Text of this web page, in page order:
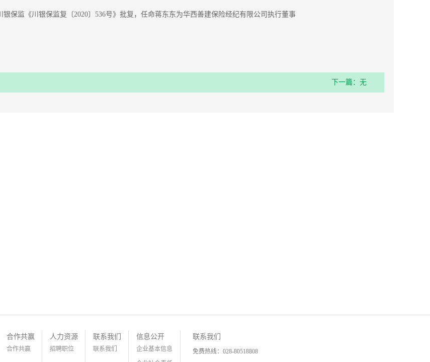
银保监《川银保监复〔2020〕536号》批复，任命蒋东东为华西善建保险经纪有限公司执行董事
下一篇：无
合作共赢
合作共赢
人力资源
招聘职位
联系我们
联系我们
信息公开
企业基本信息
联系我们
免费热线： 028-80518808